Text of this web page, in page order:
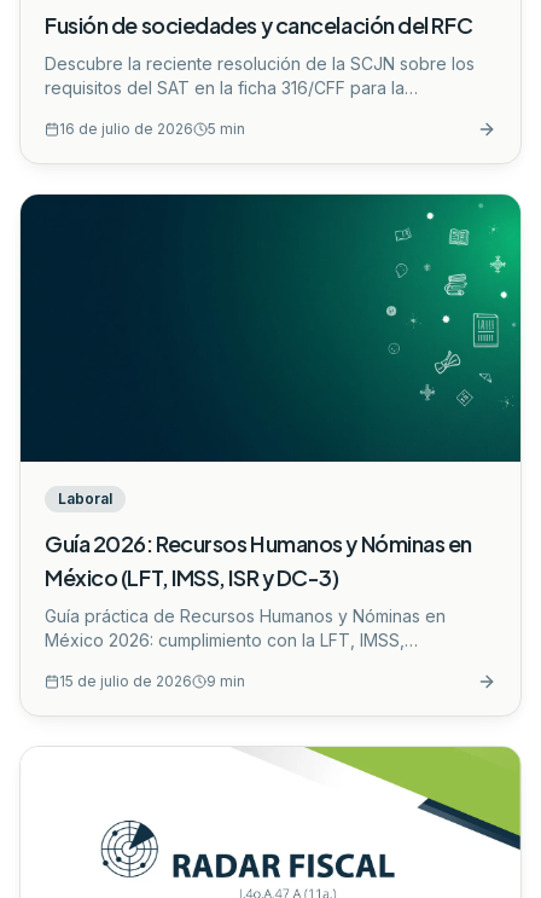
Fusión de sociedades y cancelación del RFC
Descubre la reciente resolución de la SCJN sobre los
requisitos del SAT en la ficha 316/CFF para la
su impacto legal y cómo adaptar tu estrategia
corporativa....
16 de julio de 2026 5 min
Laboral
Guía 2026: Recursos Humanos y Nóminas en
México (LFT, IMSS, ISR y DC-3)
Guía práctica de Recursos Humanos y Nóminas en
México 2026: cumplimiento con la LFT, IMSS,
DC-3 y errores comunes que auditan las autoridades.
...
15 de julio de 2026 9 min